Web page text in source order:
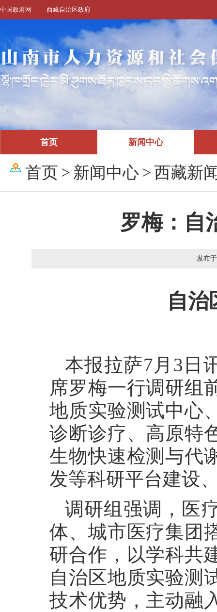
中国政府网 | 西藏自治区政府
首页 新闻中心
首页 > 新闻中心>西藏新
罗梅：自
发布
自治
本报拉萨7月3日
席罗梅一行调研组
地质实验测试中心
诊断诊疗、高原特
生物快速检测与代
发等科研平台建设
调研组强调，医
体、城市医疗集团
研合作，以学科共
自治区地质实验测
技术优势，主动融